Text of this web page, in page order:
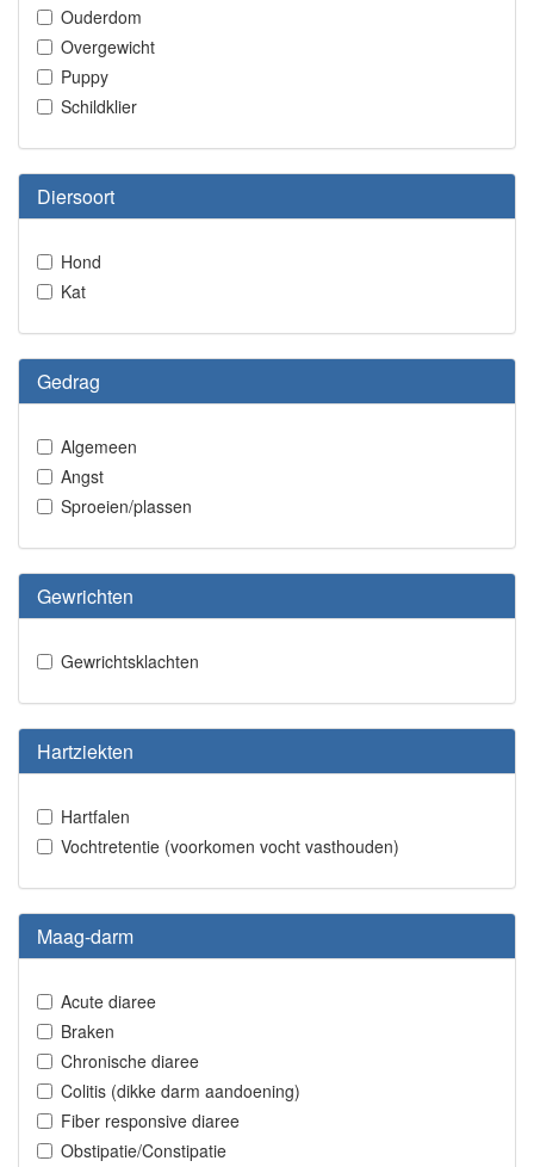
Ouderdom
Overgewicht
Puppy
Schildklier
Diersoort
Hond
Kat
Gedrag
Algemeen
Angst
Sproeien/plassen
Gewrichten
Gewrichtsklachten
Hartziekten
Hartfalen
Vochtretentie (voorkomen vocht vasthouden)
Maag-darm
Acute diaree
Braken
Chronische diaree
Colitis (dikke darm aandoening)
Fiber responsive diaree
Obstipatie/Constipatie